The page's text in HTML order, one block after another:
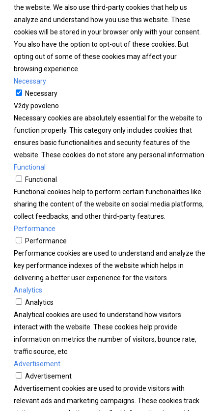
the website. We also use third-party cookies that help us
analyze and understand how you use this website. These
cookies will be stored in your browser only with your consent.
You also have the option to opt-out of these cookies. But
opting out of some of these cookies may affect your
browsing experience.
Necessary
Necessary
Vždy povoleno
Necessary cookies are absolutely essential for the website to
function properly. This category only includes cookies that
ensures basic functionalities and security features of the
website. These cookies do not store any personal information.
Functional
Functional
Functional cookies help to perform certain functionalities like
sharing the content of the website on social media platforms,
collect feedbacks, and other third-party features.
Performance
Performance
Performance cookies are used to understand and analyze the
key performance indexes of the website which helps in
delivering a better user experience for the visitors.
Analytics
Analytics
Analytical cookies are used to understand how visitors
interact with the website. These cookies help provide
information on metrics the number of visitors, bounce rate,
traffic source, etc.
Advertisement
Advertisement
Advertisement cookies are used to provide visitors with
relevant ads and marketing campaigns. These cookies track